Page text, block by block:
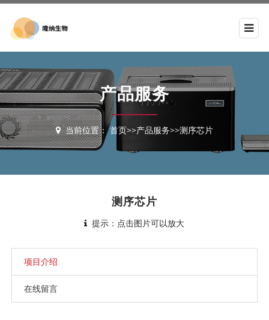
产品服务
当前位置：首页>>产品服务>>测序芯片
测序芯片
提示：点击图片可以放大
项目介绍
在线留言